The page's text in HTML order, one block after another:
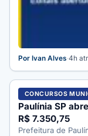
Por Ivan Alves·4h
CONCURSOS
Paulínia SP
R$ 7.350,75
Prefeitura de